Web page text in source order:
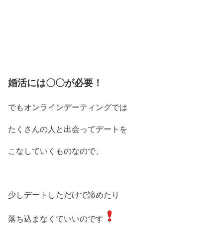
婚活には〇〇が必要！
でもオンラインデーティングでは
たくさんの人と出会ってデートを
こなしていくものなので、
少しデートしただけで諦めたり
落ち込まなくていいのです